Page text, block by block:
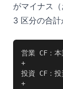
がマイナス（
3 区分の合計
営業 CF：本
+
投資 CF：投
+